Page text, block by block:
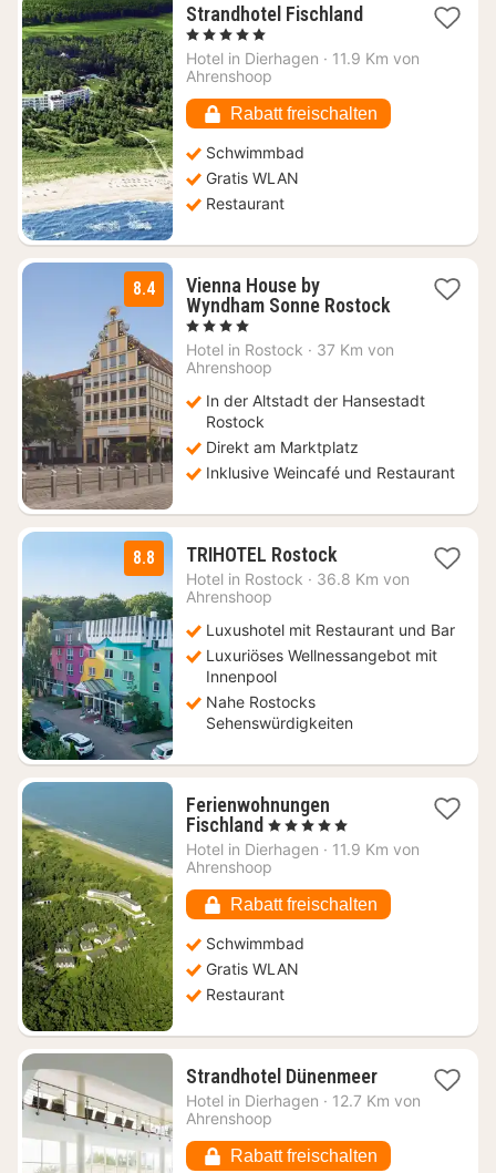
Strandhotel Fischland1
ab
, 5 Sterne
Hotel in Dierhagen · 11.9 Km von
Ahrenshoop
Rabatt freischalten
Schwimmbad
Gratis WLAN
Restaurant
8.4
Vienna House by
Wyndham Sonne Rostock
1
Nacht
ab
€
, 4 Sterne
Hotel in Rostock · 37 Km von
Ahrenshoop
In der Altstadt der Hansestadt
Rostock
Direkt am Marktplatz
Inklusive Weincafé und Restaurant
8.8 TRIHOTEL Rostock1
Nacht
€
Hotel in Rostock · 36.8 Km von
Ahrenshoop
Luxushotel mit Restaurant und Bar
Luxuriöses Wellnessangebot mit
Innenpool
Nahe Rostocks
Sehenswürdigkeiten
Ferienwohnungen
Fischland 1
Nacht
ab
€
, 5 Sterne
Hotel in Dierhagen · 11.9 Km von
Ahrenshoop
Rabatt freischalten
Schwimmbad
Gratis WLAN
Restaurant
Strandhotel Dünenmeer1
Nacht
€
Hotel in Dierhagen · 12.7 Km von
Ahrenshoop
Rabatt freischalten